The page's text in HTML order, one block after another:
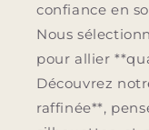
confiance en
Nous
pour allier
Découvrez
raffinée**,